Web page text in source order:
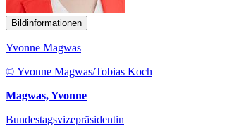
Bildinformationen
Yvonne Magwas
© Yvonne Magwas/Tobias Koch
Magwas, Yvonne
Bundestagsvizepräsidentin